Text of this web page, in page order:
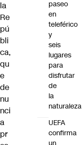
la
Re
pú
bli
ca,
qu
e
de
nu
nci
a
pr
paseo
en
teleférico
y
seis
lugares
para
disfrutar
de
la
naturaleza
UEFA
confirma
un